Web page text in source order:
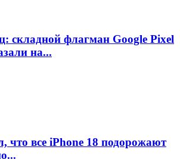
складной флагман Google Pixel
на...
что все iPhone 18 подорожают